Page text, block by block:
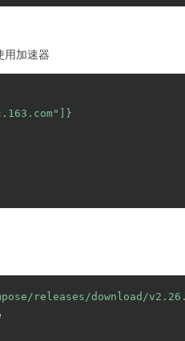
用加速器
releases/download/